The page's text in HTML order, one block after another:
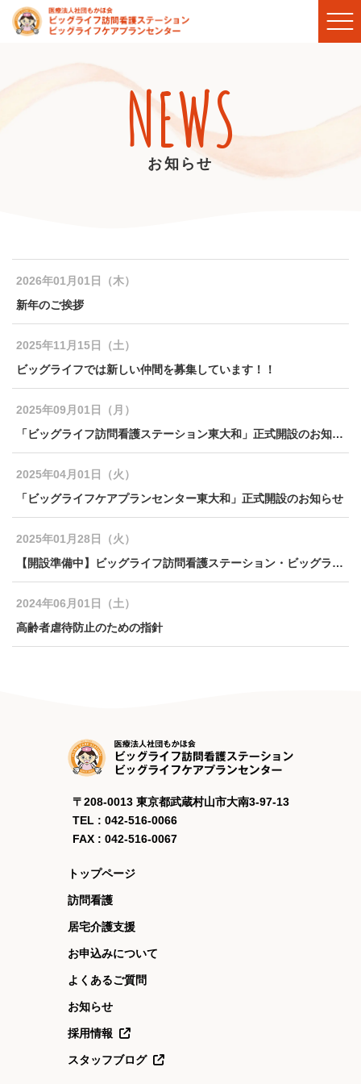
NEWS
お知らせ
2026年01月01日（木）
新年のご挨拶
2025年11月15日（土）
ビッグライフでは新しい仲間を募集しています！！
2025年09月01日（月）
「ビッグライフ訪問看護ステーション東大和」正式開設のお知らせ
2025年04月01日（火）
「ビッグライフケアプランセンター東大和」正式開設のお知らせ
2025年01月28日（火）
【開設準備中】ビッグライフ訪問看護ステーション・ビッグライフケアプランセンター東大和
2024年06月01日（土）
高齢者虐待防止のための指針
〒208-0013 東京都武蔵村山市大南3-97-13
TEL : 042-516-0066
FAX : 042-516-0067
トップページ
訪問看護
居宅介護支援
お申込みについて
よくあるご質問
お知らせ
採用情報
スタッフブログ